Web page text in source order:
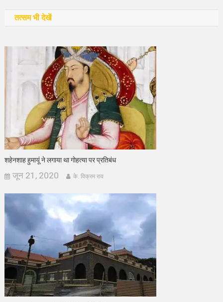
तत्सम भी देखें
शहेनशाह हुमायूं ने लगाया था गोहत्या पर प्रतिबंध
जून 21, 2020 के. विक्रम राव